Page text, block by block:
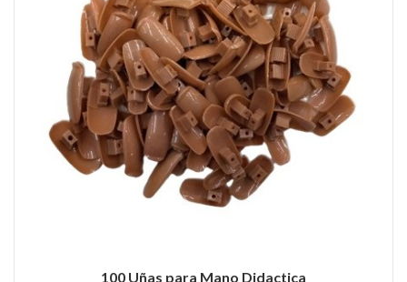
100 Uñas para Mano Didactica